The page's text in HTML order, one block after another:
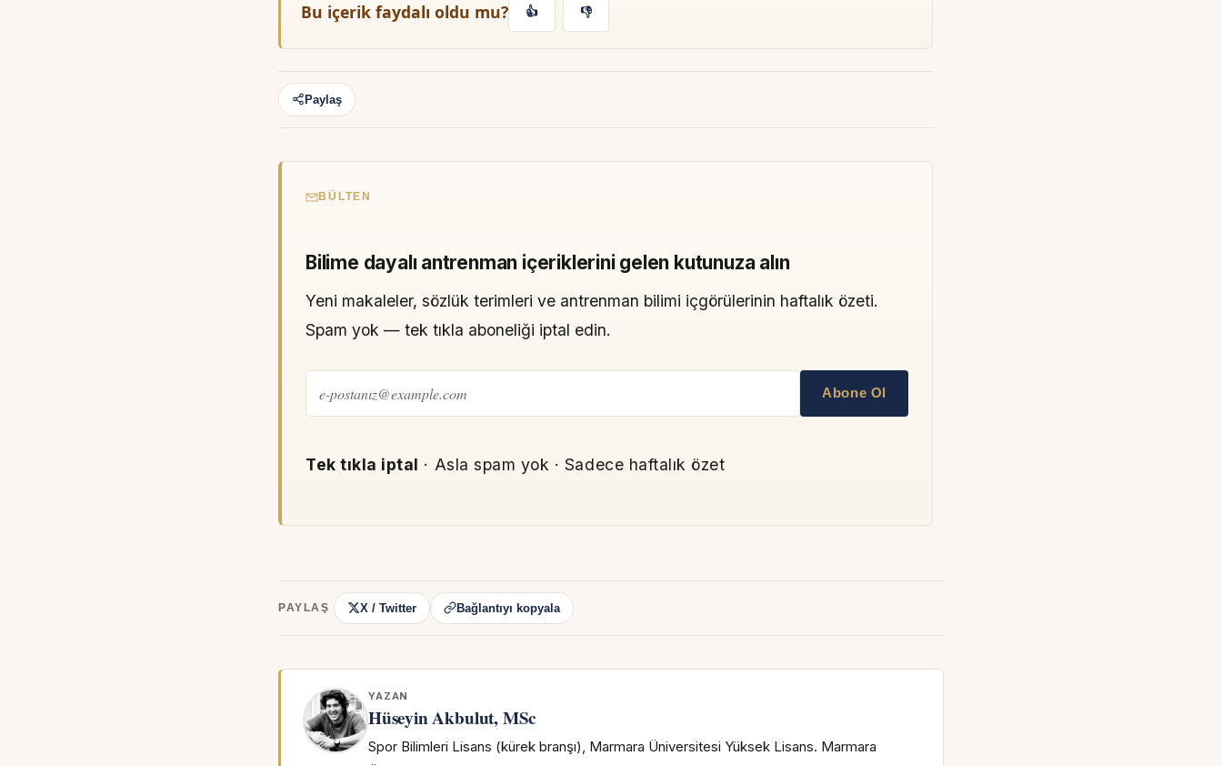
Bu içerik faydalı oldu mu? 👍 👎
Paylaş
BÜLTEN
Bilime dayalı antrenman içeriklerini gelen kutunuza alın
Yeni makaleler, sözlük terimleri ve antrenman bilimi içgörülerinin haftalık özeti.
Spam yok — tek tıkla aboneliği iptal edin.
Abone Ol
Tek tıkla iptal · Asla spam yok · Sadece haftalık özet
PAYLAŞ X / Twitter Bağlantıyı kopyala
YAZAN
Hüseyin Akbulut, MSc
Spor Bilimleri Lisans (kürek branşı), Marmara Üniversitesi Yüksek Lisans. Marmara